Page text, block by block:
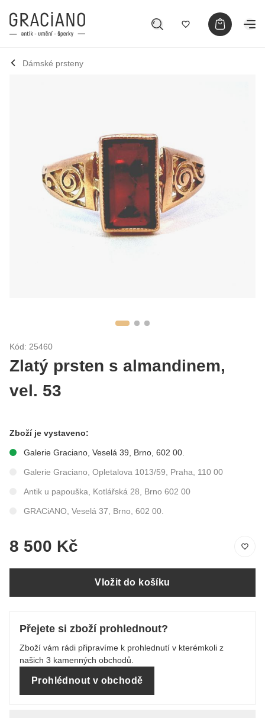
Dámské prsteny
Kód: 25460
Zlatý prsten s almandinem,
vel. 53
Zboží je vystaveno:
Galerie Graciano, Veselá 39, Brno, 602 00.
Galerie Graciano, Opletalova 1013/59, Praha, 110 00
Antik u papouška, Kotlářská 28, Brno 602 00
GRACiANO, Veselá 37, Brno, 602 00.
8 500 Kč
Vložit do košíku
Přejete si zboží prohlednout?
Zboží vám rádi připravíme k prohlednutí v kterémkoli z
našich 3 kamenných obchodů.
Prohlédnout v obchodě